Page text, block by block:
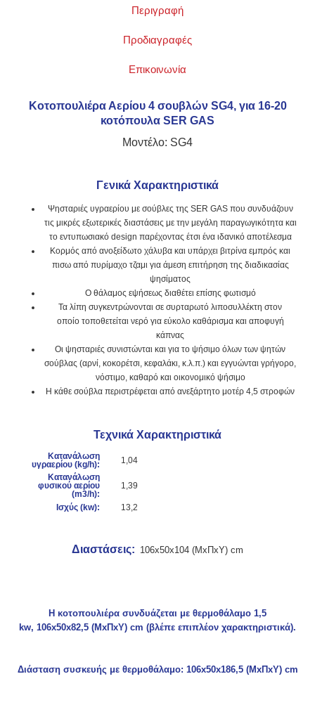
Περιγραφή
Προδιαγραφές
Επικοινωνία
Κοτοπουλιέρα Αερίου 4 σουβλών SG4, για 16-20
κοτόπουλα SER GAS
Μοντέλο: SG4
Γενικά Χαρακτηριστικά
Ψησταριές υγραερίου με σούβλες της SER GAS που συνδυάζουν
τις μικρές εξωτερικές διαστάσεις με την μεγάλη παραγωγικότητα και
το εντυπωσιακό design παρέχοντας έτσι ένα ιδανικό αποτέλεσμα
Κορμός από ανοξείδωτο χάλυβα και υπάρχει βιτρίνα εμπρός και
πισω από πυρίμαχο τζαμι για άμεση επιτήρηση της διαδικασίας
ψησίματος
Ο θάλαμος εψήσεως διαθέτει επίσης φωτισμό
Τα λίπη συγκεντρώνονται σε συρταρωτό λιποσυλλέκτη στον
οποίο τοποθετείται νερό για εύκολο καθάρισμα και αποφυγή
κάπνας
Οι ψησταριές συνιστώνται και για το ψήσιμο όλων των ψητών
σούβλας (αρνί, κοκορέτσι, κεφαλάκι, κ.λ.π.) και εγγυώνται γρήγορο,
νόστιμο, καθαρό και οικονομικό ψήσιμο
Η κάθε σούβλα περιστρέφεται από ανεξάρτητο μοτέρ 4,5 στροφών
Τεχνικά Χαρακτηριστικά
Κατανάλωση
υγραερίου (kg/h):
1,04
Κατανάλωση
φυσικού αερίου
(m3/h):
1,39
Ισχύς (kw): 13,2
Διαστάσεις: 106x50x104 (ΜxΠxΥ) cm
Η κοτοπουλιέρα συνδυάζεται με θερμοθάλαμο 1,5
kw, 106x50x82,5 (ΜxΠxΥ) cm (βλέπε επιπλέον χαρακτηριστικά).
Διάσταση συσκευής με θερμοθάλαμο: 106x50x186,5 (ΜxΠxΥ) cm